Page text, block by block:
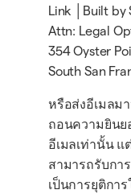
Link │Built by
Attn: Legal
354 Oyster
South San
หรือส่งอีเมลม
ถอนความยินย
อีเมลเท่านั้น
สามารถรับกา
เป็นการยุติกา